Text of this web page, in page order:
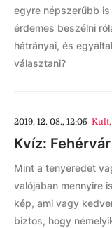
egyre népszerűbb
érdemes beszélni
hátrányai, és
választani?
2019. 12. 08., 12:05 Kult,
Kvíz:
Mint a tenyeredet
valójában mennyire
kép, ami vagy
biztos, hogy